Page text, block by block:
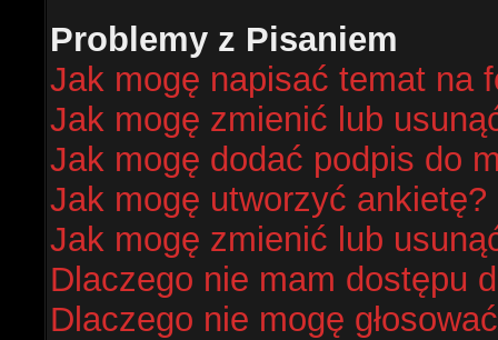
Problemy z Pisaniem
Jak mogę napisać temat na
Jak mogę zmienić lub
Jak mogę dodać podpis do
Jak mogę utworzyć ankietę?
Jak mogę zmienić lub
Dlaczego nie mam dostępu
Dlaczego nie mogę